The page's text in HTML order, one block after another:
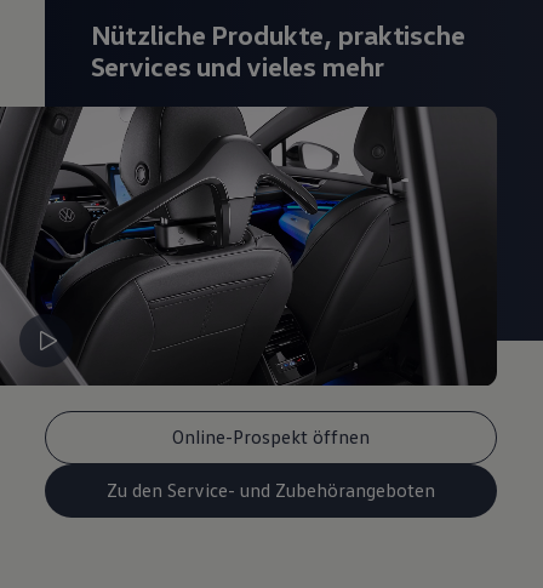
Online-Prospekt öffnen
Zu den Service- und Zubehörangeboten
Nützliche Produkte, praktische
Services und vieles mehr